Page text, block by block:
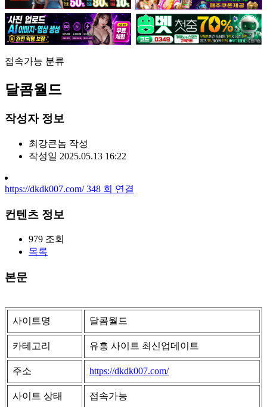
접속가능 분류
달콤월드
작성자 정보
최강큰놈 작성
작성일 2025.05.13 16:22
https://dkdk007.com/348 회 연결
컨텐츠 정보
979 조회
목록
본문
사이트명 달콤월드
카테고리 유흥 사이트 최신업데이트
주소 https://dkdk007.com/
사이트 상태 접속가능